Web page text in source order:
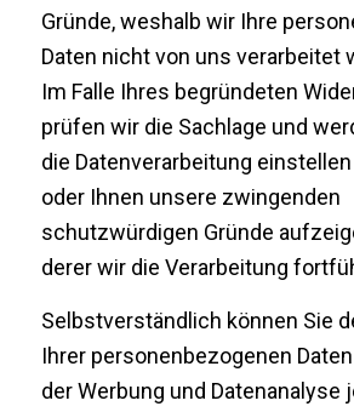
Gründe, weshalb wir Ihre
Daten nicht von uns verarbeitet
Im Falle Ihres begründeten
prüfen wir die Sachlage und
die Datenverarbeitung
oder Ihnen unsere zwingenden
schutzwürdigen Gründe
derer wir die Verarbeitung
Selbstverständlich können Sie
Ihrer personenbezogenen
der Werbung und Datenanalyse